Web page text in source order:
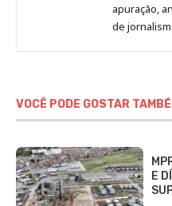
apuração,
de
VOCÊ PODE GOSTAR
E